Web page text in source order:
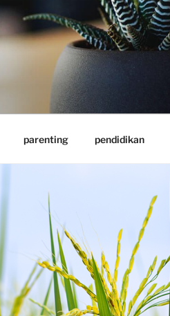
parenting pendidikan